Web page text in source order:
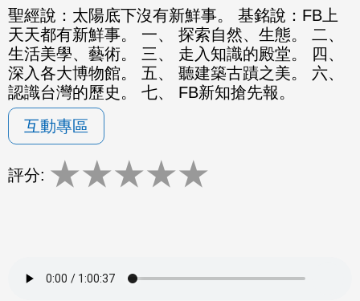
聖經說：太陽底下沒有新鮮事。 基銘說：FB上
天天都有新鮮事。 一、 探索自然、生態。 二、
生活美學、藝術。 三、 走入知識的殿堂。 四、
深入各大博物館。 五、 聽建築古蹟之美。 六、
認識台灣的歷史。 七、 FB新知搶先報。
互動專區
評分: ★★★★★